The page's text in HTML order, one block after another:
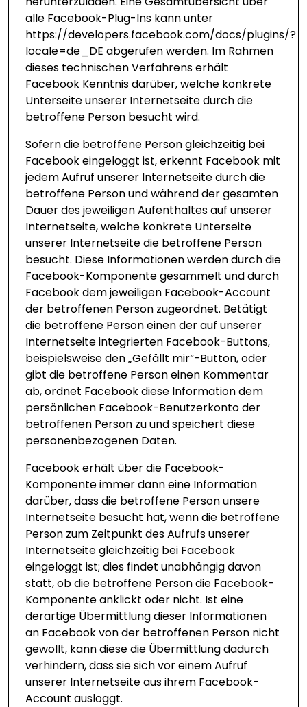
alle Facebook-Plug-Ins kann unter
https://developers.facebook.com/docs/plugins/?
locale=de_DE abgerufen werden. Im Rahmen
dieses technischen Verfahrens erhält
Facebook Kenntnis darüber, welche konkrete
Unterseite unserer Internetseite durch die
betroffene Person besucht wird.
Sofern die betroffene Person gleichzeitig bei
Facebook eingeloggt ist, erkennt Facebook mit
jedem Aufruf unserer Internetseite durch die
betroffene Person und während der gesamten
Dauer des jeweiligen Aufenthaltes auf unserer
Internetseite, welche konkrete Unterseite
unserer Internetseite die betroffene Person
besucht. Diese Informationen werden durch die
Facebook-Komponente gesammelt und durch
Facebook dem jeweiligen Facebook-Account
der betroffenen Person zugeordnet. Betätigt
die betroffene Person einen der auf unserer
Internetseite integrierten Facebook-Buttons,
beispielsweise den „Gefällt mir“-Button, oder
gibt die betroffene Person einen Kommentar
ab, ordnet Facebook diese Information dem
persönlichen Facebook-Benutzerkonto der
betroffenen Person zu und speichert diese
personenbezogenen Daten.
Facebook erhält über die Facebook-
Komponente immer dann eine Information
darüber, dass die betroffene Person unsere
Internetseite besucht hat, wenn die betroffene
Person zum Zeitpunkt des Aufrufs unserer
Internetseite gleichzeitig bei Facebook
eingeloggt ist; dies findet unabhängig davon
statt, ob die betroffene Person die Facebook-
Komponente anklickt oder nicht. Ist eine
derartige Übermittlung dieser Informationen
an Facebook von der betroffenen Person nicht
gewollt, kann diese die Übermittlung dadurch
verhindern, dass sie sich vor einem Aufruf
unserer Internetseite aus ihrem Facebook-
Account ausloggt.